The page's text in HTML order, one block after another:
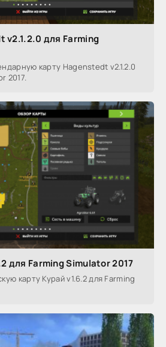
v2.1.2.0 для Farming
карту Hagenstedt v2.1.2.0
2017.
для Farming Simulator 2017
карту Курай v1.6.2 для Farming